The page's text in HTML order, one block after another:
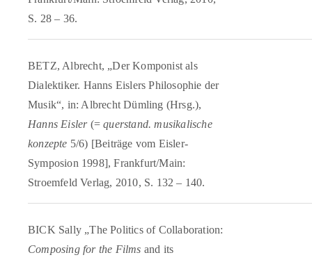
S. 28 – 36.
BETZ, Albrecht, „Der Komponist als
Dialektiker. Hanns Eislers Philosophie der
Musik“, in: Albrecht Dümling (Hrsg.),
Hanns Eisler(=querstand. musikalische
konzepte 5/6) [Beiträge vom Eisler-
Symposion 1998], Frankfurt/Main:
Stroemfeld Verlag, 2010, S. 132 – 140.
BICK Sally „The Politics of Collaboration:
Composing for the Films and its